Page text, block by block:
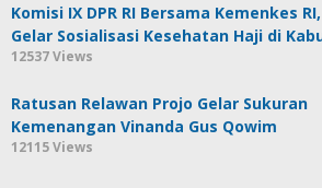
Komisi IX DPR RI Bersama Kemenkes RI,
Gelar Sosialisasi Kesehatan Haji di
12537 Views
Ratusan Relawan Projo Gelar Sukuran
Kemenangan Vinanda Gus Qowim
12115 Views